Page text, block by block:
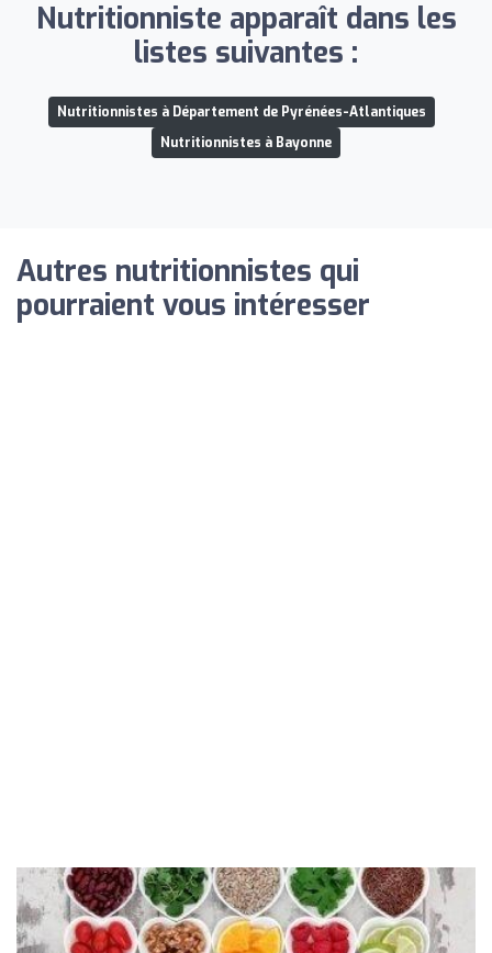
Nutritionniste apparaît dans les
listes suivantes :
Nutritionnistes à Département de Pyrénées-Atlantiques
Nutritionnistes à Bayonne
Autres nutritionnistes qui
pourraient vous intéresser